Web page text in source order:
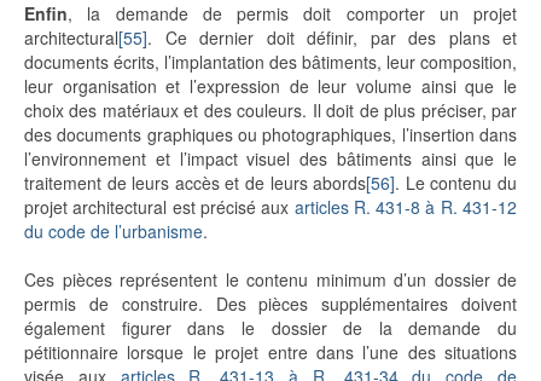
Enfin, la demande de permis doit comporter un projet
architectural[55]. Ce dernier doit définir, par des plans et
documents écrits, l’implantation des bâtiments, leur composition,
leur organisation et l’expression de leur volume ainsi que le
choix des matériaux et des couleurs. Il doit de plus préciser, par
des documents graphiques ou photographiques, l’insertion dans
l’environnement et l’impact visuel des bâtiments ainsi que le
traitement de leurs accès et de leurs abords[56]. Le contenu du
projet architectural est précisé aux articles R. 431-8 à R. 431-12
du code de l’urbanisme.
Ces pièces représentent le contenu minimum d’un dossier de
permis de construire. Des pièces supplémentaires doivent
également figurer dans le dossier de la demande du
pétitionnaire lorsque le projet entre dans l’une des situations